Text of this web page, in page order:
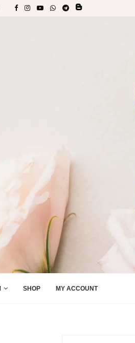
SHOP MY ACCOUNT